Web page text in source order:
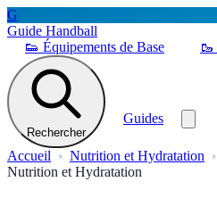
G
Guide Handball
👟 Équipements de Base 🥾
Rechercher
Guides
Accueil Nutrition et Hydratation
Nutrition et Hydratation